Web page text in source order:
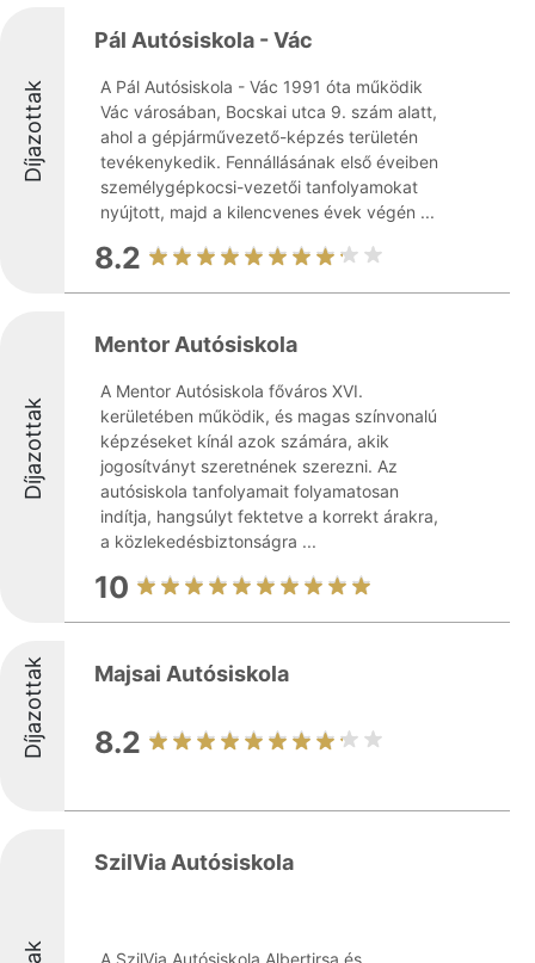
Díjazottak
Pál Autósiskola - Vác
A Pál Autósiskola - Vác 1991 óta működik
Vác városában, Bocskai utca 9. szám alatt,
ahol a gépjárművezető-képzés területén
tevékenykedik. Fennállásának első éveiben
személygépkocsi-vezetői tanfolyamokat
nyújtott, majd a kilencvenes évek végén ...
8.2
Díjazottak
Mentor Autósiskola
A Mentor Autósiskola főváros XVI.
kerületében működik, és magas színvonalú
képzéseket kínál azok számára, akik
jogosítványt szeretnének szerezni. Az
autósiskola tanfolyamait folyamatosan
indítja, hangsúlyt fektetve a korrekt árakra,
a közlekedésbiztonságra ...
10
Díjazottak Majsai Autósiskola
8.2
SzilVia Autósiskola
A SzilVia Autósiskola Albertirsa és